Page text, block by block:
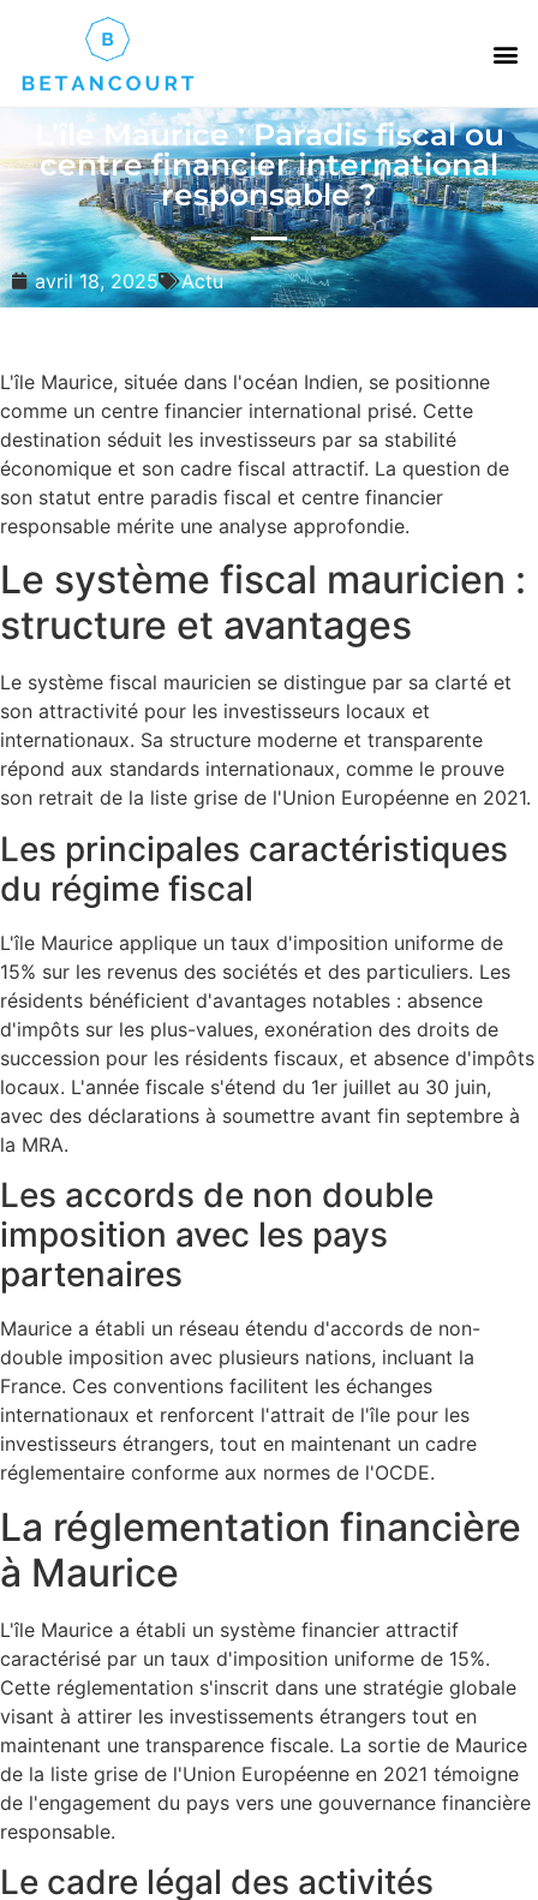
L’île Maurice : Paradis fiscal ou
centre financier international
responsable ?
avril 18, 2025 Actu
L'île Maurice, située dans l'océan Indien, se positionne
comme un centre financier international prisé. Cette
destination séduit les investisseurs par sa stabilité
économique et son cadre fiscal attractif. La question de
son statut entre paradis fiscal et centre financier
responsable mérite une analyse approfondie.
Le système fiscal mauricien :
structure et avantages
Le système fiscal mauricien se distingue par sa clarté et
son attractivité pour les investisseurs locaux et
internationaux. Sa structure moderne et transparente
répond aux standards internationaux, comme le prouve
son retrait de la liste grise de l'Union Européenne en 2021.
Les principales caractéristiques
du régime fiscal
L'île Maurice applique un taux d'imposition uniforme de
15% sur les revenus des sociétés et des particuliers. Les
résidents bénéficient d'avantages notables : absence
d'impôts sur les plus-values, exonération des droits de
succession pour les résidents fiscaux, et absence d'impôts
locaux. L'année fiscale s'étend du 1er juillet au 30 juin,
avec des déclarations à soumettre avant fin septembre à
la MRA.
Les accords de non double
imposition avec les pays
partenaires
Maurice a établi un réseau étendu d'accords de non-
double imposition avec plusieurs nations, incluant la
France. Ces conventions facilitent les échanges
internationaux et renforcent l'attrait de l'île pour les
investisseurs étrangers, tout en maintenant un cadre
réglementaire conforme aux normes de l'OCDE.
La réglementation financière
à Maurice
L'île Maurice a établi un système financier attractif
caractérisé par un taux d'imposition uniforme de 15%.
Cette réglementation s'inscrit dans une stratégie globale
visant à attirer les investissements étrangers tout en
maintenant une transparence fiscale. La sortie de Maurice
de la liste grise de l'Union Européenne en 2021 témoigne
de l'engagement du pays vers une gouvernance financière
responsable.
Le cadre légal des activités